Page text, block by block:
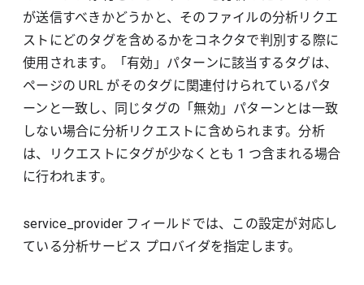
が送信すべきかどうかと、そのファイルの分析リクエ
ストにどのタグを含めるかをコネクタで判別する際に
使用されます。「有効」パターンに該当するタグは、
ページの URL がそのタグに関連付けられているパタ
ーンと一致し、同じタグの「無効」パターンとは一致
しない場合に分析リクエストに含められます。分析
は、リクエストにタグが少なくとも 1 つ含まれる場合
に行われます。
service_provider フィールドでは、この設定が対応し
ている分析サービス プロバイダを指定します。